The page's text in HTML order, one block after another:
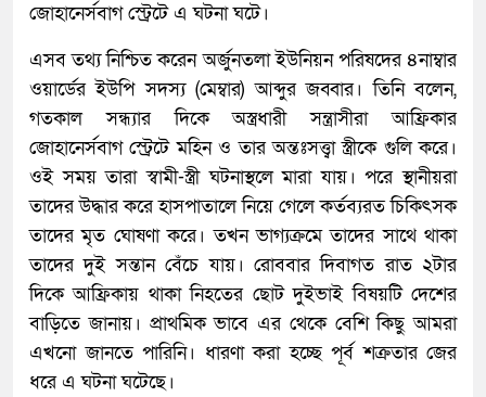
জোহানের্সবাগ স্ট্রেটে এ ঘটনা ঘটে।
এসব তথ্য নিশ্চিত করেন অর্জুনতলা ইউনিয়ন পরিষদের ৪নাম্বার
ওয়ার্ডের ইউপি সদস্য (মেম্বার) আব্দুর জব্বার। তিনি বলেন,
গতকাল সন্ধ্যার দিকে অস্ত্রধারী সন্ত্রাসীরা আফ্রিকার
জোহানের্সবাগ স্ট্রেটে মহিন ও তার অন্তঃসত্ত্বা স্ত্রীকে গুলি করে।
ওই সময় তারা স্বামী-স্ত্রী ঘটনাস্থলে মারা যায়। পরে স্থানীয়রা
তাদের উদ্ধার করে হাসপাতালে নিয়ে গেলে কর্তব্যরত চিকিৎসক
তাদের মৃত ঘোষণা করে। তখন ভাগ্যক্রমে তাদের সাথে থাকা
তাদের দুই সন্তান বেঁচে যায়। রোববার দিবাগত রাত ২টার
দিকে আফ্রিকায় থাকা নিহতের ছোট দুইভাই বিষয়টি দেশের
বাড়িতে জানায়। প্রাথমিক ভাবে এর থেকে বেশি কিছু আমরা
এখনো জানতে পারিনি। ধারণা করা হচ্ছে পূর্ব শক্রতার জের
ধরে এ ঘটনা ঘটেছে।